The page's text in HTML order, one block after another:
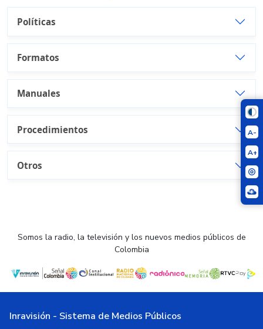
A-
A+
Políticas
Formatos
Manuales
Procedimientos
Otros
Somos la radio, la televisión y los nuevos medios públicos de
Colombia
Inravisión - Sistema de Medios Públicos